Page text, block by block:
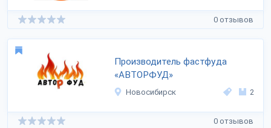
0 отзывов
Производитель фастфуда
«АВТОРФУД»
Новосибирск 2
0 отзывов